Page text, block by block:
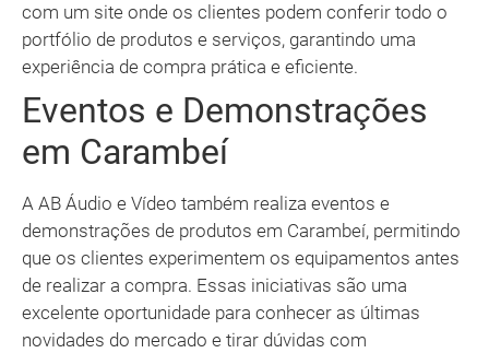
com um site onde os clientes podem conferir todo o
portfólio de produtos e serviços, garantindo uma
experiência de compra prática e eficiente.
Eventos e Demonstrações
em Carambeí
A AB Áudio e Vídeo também realiza eventos e
demonstrações de produtos em Carambeí, permitindo
que os clientes experimentem os equipamentos antes
de realizar a compra. Essas iniciativas são uma
excelente oportunidade para conhecer as últimas
novidades do mercado e tirar dúvidas com